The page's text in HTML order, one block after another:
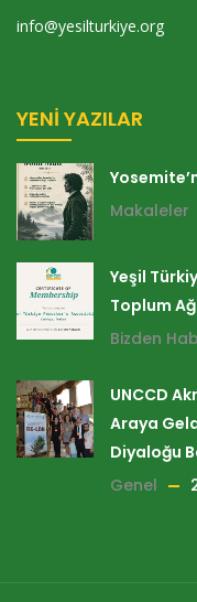
info@yesilturkiye.org
YENI YAZILAR
Makaleler
Yeşil
Toplum
Bizden
UNCCD
Araya
Diyaloğu
Genel